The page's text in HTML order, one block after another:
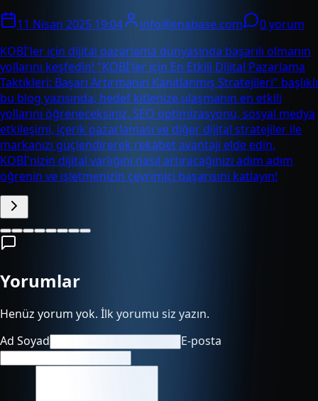
11 Nisan 2025 19:04 info@enabase.com
0 yorum
KOBİ'ler için dijital pazarlama dünyasında başarılı olmanın
yollarını keşfedin! "KOBİ'ler için En Etkili Dijital Pazarlama
Taktikleri: Başarı Artırmanın Kanıtlanmış Stratejileri" başlıklı
bu blog yazısında, hedef kitlenize ulaşmanın en etkili
yollarını öğreneceksiniz. SEO optimizasyonu, sosyal medya
etkileşimi, içerik pazarlaması ve diğer dijital stratejiler ile
markanızı güçlendirerek rekabet avantajı elde edin.
KOBİ'nizin dijital varlığını nasıl artıracağınızı adım adım
öğrenin ve işletmenizin çevrimiçi başarısını katlayın!
Yorumlar
Henüz yorum yok. İlk yorumu siz yazın.
Ad Soyad
E-posta